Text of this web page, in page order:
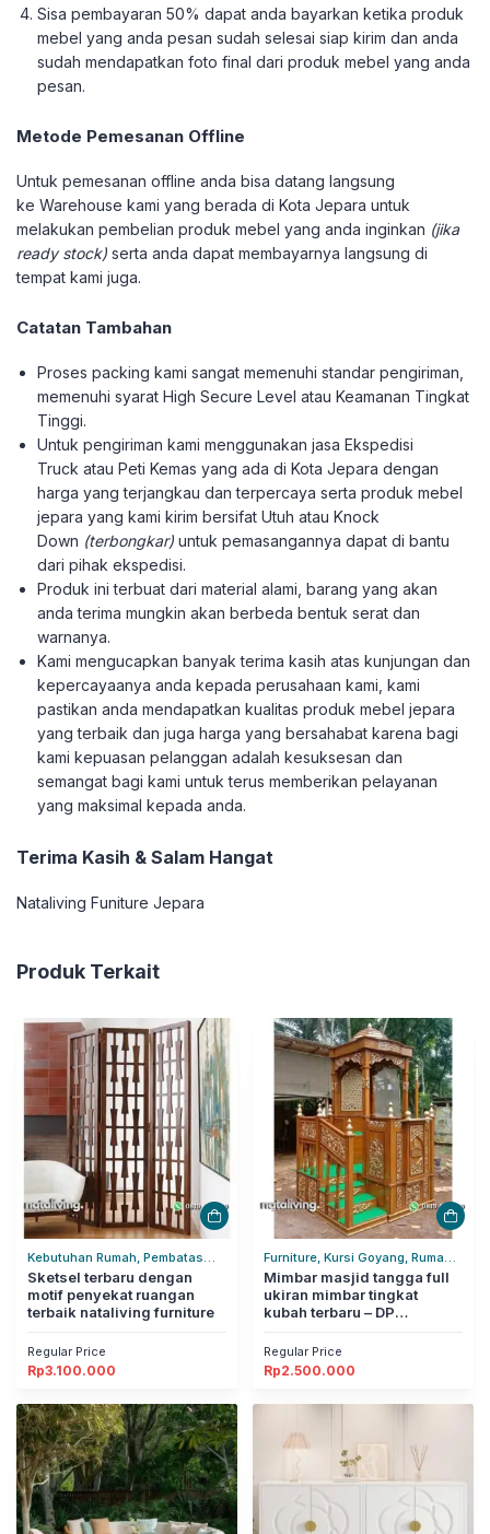
Sisa pembayaran 50% dapat anda bayarkan ketika produk
mebel yang anda pesan sudah selesai siap kirim dan anda
sudah mendapatkan foto final dari produk mebel yang anda
pesan.
Metode Pemesanan Offline
Untuk pemesanan offline anda bisa datang langsung
ke Warehouse kami yang berada di Kota Jepara untuk
melakukan pembelian produk mebel yang anda inginkan (jika
ready stock) serta anda dapat membayarnya langsung di
tempat kami juga.
Catatan Tambahan
Proses packing kami sangat memenuhi standar pengiriman,
memenuhi syarat High Secure Level atau Keamanan Tingkat
Tinggi.
Untuk pengiriman kami menggunakan jasa Ekspedisi
Truck atau Peti Kemas yang ada di Kota Jepara dengan
harga yang terjangkau dan terpercaya serta produk mebel
jepara yang kami kirim bersifat Utuh atau Knock
Down (terbongkar) untuk pemasangannya dapat di bantu
dari pihak ekspedisi.
Produk ini terbuat dari material alami, barang yang akan
anda terima mungkin akan berbeda bentuk serat dan
warnanya.
Kami mengucapkan banyak terima kasih atas kunjungan dan
kepercayaanya anda kepada perusahaan kami, kami
pastikan anda mendapatkan kualitas produk mebel jepara
yang terbaik dan juga harga yang bersahabat karena bagi
kami kepuasan pelanggan adalah kesuksesan dan
semangat bagi kami untuk terus memberikan pelayanan
yang maksimal kepada anda.
Terima Kasih & Salam Hangat
Nataliving Funiture Jepara
Produk Terkait
Kebutuhan Rumah, Pembatas
Ruangan, Rumah Tangga
Sketsel terbaru dengan
motif penyekat ruangan
terbaik nataliving furniture
Regular Price
Rp3.100.000
Furniture, Kursi Goyang, Rumah
Tangga
Mimbar masjid tangga full
ukiran mimbar tingkat
kubah terbaru – DP
Regular Price
Rp2.500.000